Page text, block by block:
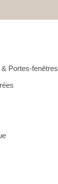
Portes-fenêtres